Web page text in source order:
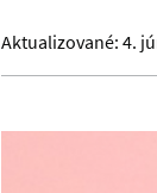
Aktualizované: 4.